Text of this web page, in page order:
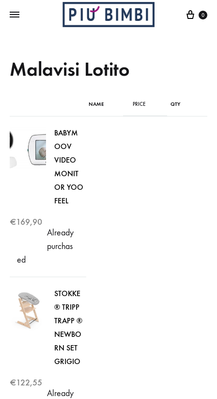
Cart
0
Malavisi Lotito
NAME PRICE QTY
BABYM
OOV
VIDEO
MONIT
OR YOO
FEEL
€169,90
Already
purchas
ed
STOKKE
® TRIPP
TRAPP ®
NEWBO
RN SET
GRIGIO
€122,55
Already